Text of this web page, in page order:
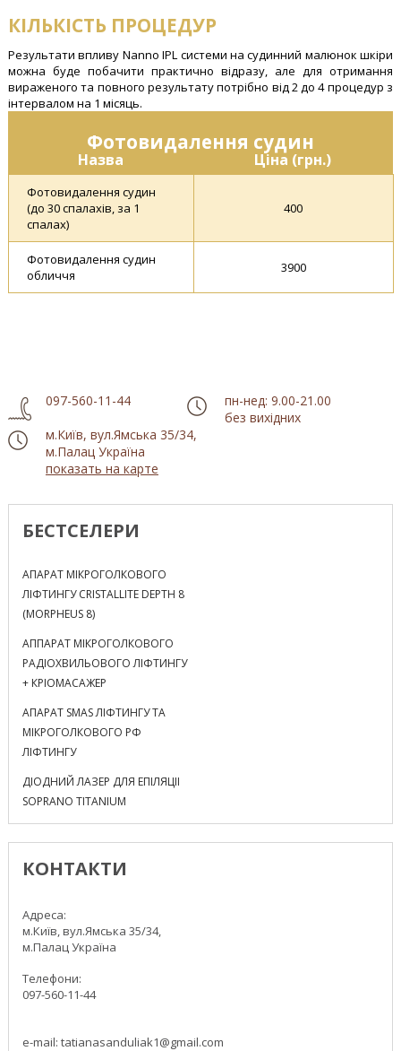
КІЛЬКІСТЬ ПРОЦЕДУР
Результати впливу Nanno IPL системи на судинний малюнок шкіри
можна буде побачити практично відразу, але для отримання
вираженого та повного результату потрібно від 2 до 4 процедур з
інтервалом на 1 місяць.
Фотовидалення судин
Назва Ціна (грн.)
Фотовидалення судин
(до 30 спалахів, за 1
спалах)
400
Фотовидалення судин
обличчя
3900
097-560-11-44
пн-нед: 9.00-21.00
без вихідних
м.Київ, вул.Ямська 35/34,
м.Палац Україна
показать на карте
БЕСТСЕЛЕРИ
АПАРАТ МІКРОГОЛКОВОГО
ЛІФТИНГУ CRISTALLITE DEPTH 8
(MORPHEUS 8)
АППАРАТ МІКРОГОЛКОВОГО
РАДІОХВИЛЬОВОГО ЛІФТИНГУ
+ КРІОМАСАЖЕР
АПАРАТ SMAS ЛІФТИНГУ ТА
МІКРОГОЛКОВОГО РФ
ЛІФТИНГУ
ДІОДНИЙ ЛАЗЕР ДЛЯ ЕПІЛЯЦІІ
SOPRANO TITANIUM
КОНТАКТИ
Адреса:
м.Київ, вул.Ямська 35/34,
м.Палац Україна
Телефони:
097-560-11-44
e-mail: tatianasanduliak1@gmail.com